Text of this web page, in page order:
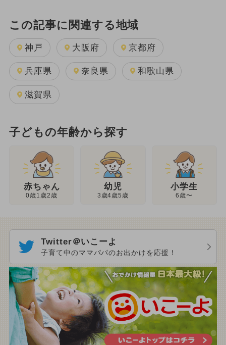
この記事に関連する地域
神戸 大阪府 京都府
兵庫県 奈良県 和歌山県
滋賀県
子どもの年齢から探す
赤ちゃん
0歳1歳2歳
幼児
3歳4歳5歳
小学生
6歳〜
Twitter＠いこーよ
子育て中のママパパのお出かけを応援！